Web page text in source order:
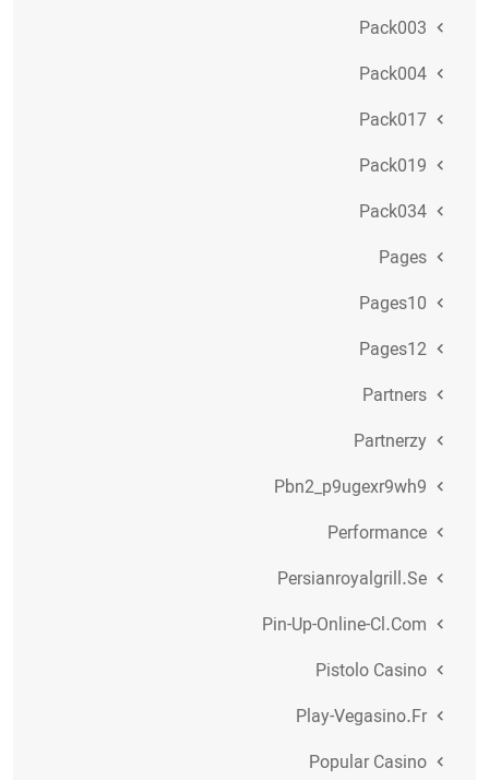
Pack003
Pack004
Pack017
Pack019
Pack034
Pages
Pages10
Pages12
Partners
Partnerzy
Pbn2_p9ugexr9wh9
Performance
Persianroyalgrill.se
Pin-Up-Online-Cl.com
Pistolo Casino
Play-Vegasino.fr
Popular Casino